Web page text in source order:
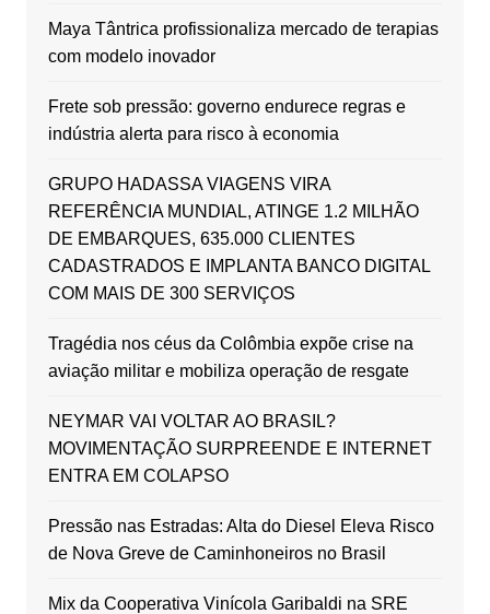
Maya Tântrica profissionaliza mercado de terapias
com modelo inovador
Frete sob pressão: governo endurece regras e
indústria alerta para risco à economia
GRUPO HADASSA VIAGENS VIRA
REFERÊNCIA MUNDIAL, ATINGE 1.2 MILHÃO
DE EMBARQUES, 635.000 CLIENTES
CADASTRADOS E IMPLANTA BANCO DIGITAL
COM MAIS DE 300 SERVIÇOS
Tragédia nos céus da Colômbia expõe crise na
aviação militar e mobiliza operação de resgate
NEYMAR VAI VOLTAR AO BRASIL?
MOVIMENTAÇÃO SURPREENDE E INTERNET
ENTRA EM COLAPSO
Pressão nas Estradas: Alta do Diesel Eleva Risco
de Nova Greve de Caminhoneiros no Brasil
Mix da Cooperativa Vinícola Garibaldi na SRE